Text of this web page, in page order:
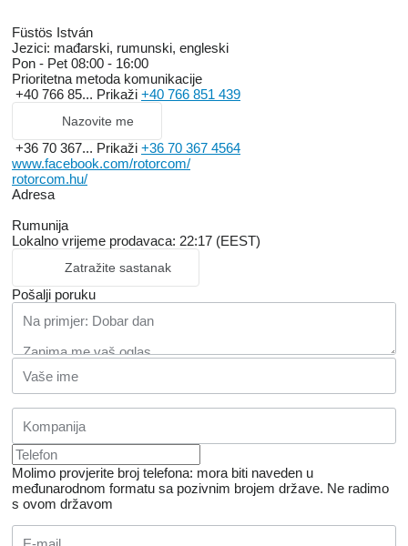
Füstös István
Jezici: mađarski, rumunski, engleski
Pon - Pet 08:00 - 16:00
Prioritetna metoda komunikacije
+40 766 85... Prikaži +40 766 851 439
Nazovite me
+36 70 367... Prikaži +36 70 367 4564
www.facebook.com/rotorcom/
rotorcom.hu/
Adresa
Rumunija
Lokalno vrijeme prodavaca: 22:17 (EEST)
Zatražite sastanak
Pošalji poruku
Molimo provjerite broj telefona: mora biti naveden u
međunarodnom formatu sa pozivnim brojem države. Ne radimo
s ovom državom